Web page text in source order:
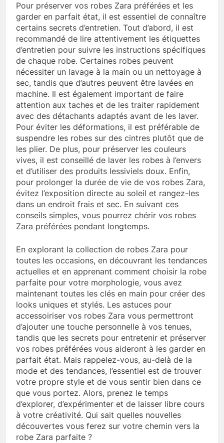
Pour préserver vos robes Zara préférées et les
garder en parfait état, il est essentiel de connaître
certains secrets d’entretien. Tout d’abord, il est
recommandé de lire attentivement les étiquettes
d’entretien pour suivre les instructions spécifiques
de chaque robe. Certaines robes peuvent
nécessiter un lavage à la main ou un nettoyage à
sec, tandis que d’autres peuvent être lavées en
machine. Il est également important de faire
attention aux taches et de les traiter rapidement
avec des détachants adaptés avant de les laver.
Pour éviter les déformations, il est préférable de
suspendre les robes sur des cintres plutôt que de
les plier. De plus, pour préserver les couleurs
vives, il est conseillé de laver les robes à l’envers
et d’utiliser des produits lessiviels doux. Enfin,
pour prolonger la durée de vie de vos robes Zara,
évitez l’exposition directe au soleil et rangez-les
dans un endroit frais et sec. En suivant ces
conseils simples, vous pourrez chérir vos robes
Zara préférées pendant longtemps.
En explorant la collection de robes Zara pour
toutes les occasions, en découvrant les tendances
actuelles et en apprenant comment choisir la robe
parfaite pour votre morphologie, vous avez
maintenant toutes les clés en main pour créer des
looks uniques et stylés. Les astuces pour
accessoiriser vos robes Zara vous permettront
d’ajouter une touche personnelle à vos tenues,
tandis que les secrets pour entretenir et préserver
vos robes préférées vous aideront à les garder en
parfait état. Mais rappelez-vous, au-delà de la
mode et des tendances, l’essentiel est de trouver
votre propre style et de vous sentir bien dans ce
que vous portez. Alors, prenez le temps
d’explorer, d’expérimenter et de laisser libre cours
à votre créativité. Qui sait quelles nouvelles
découvertes vous ferez sur votre chemin vers la
robe Zara parfaite ?